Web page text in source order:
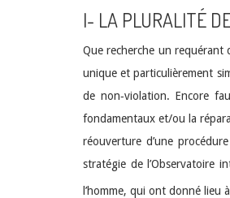
I- LA PLURALITÉ
Que recherche un requérant
unique et particulièrement
de non‑violation. Encore
fondamentaux et/ou la
réouverture d’une
stratégie de l’Observatoire
l’homme, qui ont donné lieu